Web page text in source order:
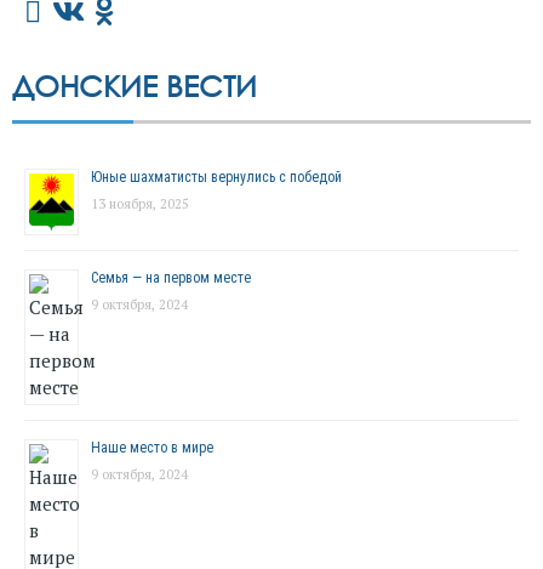
ДОНСКИЕ ВЕСТИ
Юные шахматисты вернулись с победой
13 ноября, 2025
Семья — на первом месте
9 октября, 2024
Наше место в мире
9 октября, 2024